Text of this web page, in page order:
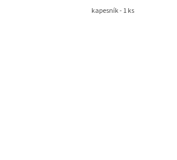
kapesník - 1 ks